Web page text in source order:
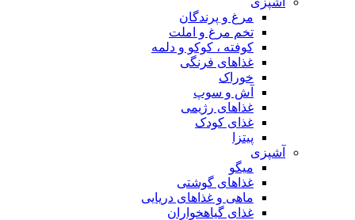
مرغ و پرندگان
تخم مرغ و املت
کوفته ، کوکو و دلمه
غذاهای فرنگی
خوراک
آش و سوپ
غذاهای رژیمی
غذای کودک
پیتزا
آشپزی
میگو
غذاهای گوشتی
ماهی و غذاهای دریایی
غذای گیاهخواران